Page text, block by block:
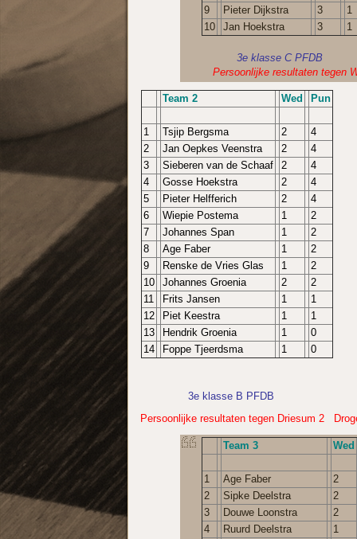
9
Pieter Dijkstra 3
1
10
Jan Hoekstra 3 1
3e klasse C PFDB
Persoonlijke resultaten tegen
Team 2 Wed Pun
1 Tsjip Bergsma 2
4
2
Jan Oepkes Veenstra 2
4
3
Sieberen van de Schaaf 2
4
4
Gosse Hoekstra 2
4
5
Pieter Helfferich 2
4
6
Wiepie Postema 1
2
7
Johannes Span 1
2
8
Age Faber 1
2
9
Renske de Vries Glas 1
2
10
Johannes Groenia 2
2
11
Frits Jansen 1
1
12
Piet Keestra 1
1
13
Hendrik Groenia 1
0
14
Foppe Tjeerdsma 1 0
3e klasse B PFDB
Persoonlijke resultaten tegen Driesum 2
Team 3 Wed
1 Age Faber 2
2
Sipke Deelstra 2
3
Douwe Loonstra 2
4
Ruurd Deelstra 1